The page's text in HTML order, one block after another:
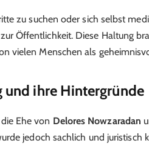
zu suchen oder sich selbst
Öffentlichkeit. Diese Haltung
vielen Menschen als
und ihre Hintergründe
Ehe von Delores Nowzaradan
jedoch sachlich und juristisch